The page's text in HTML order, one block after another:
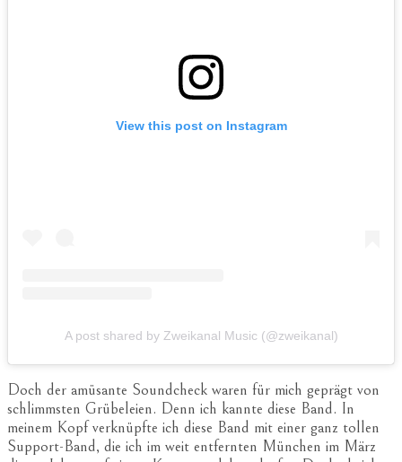
View this post on Instagram
A post shared by Zweikanal Music (@zweikanal)
Doch der amüsante Soundcheck waren für mich geprägt von
schlimmsten Grübeleien. Denn ich kannte diese Band. In
meinem Kopf verknüpfte ich diese Band mit einer ganz tollen
Support-Band, die ich im weit entfernten München im März